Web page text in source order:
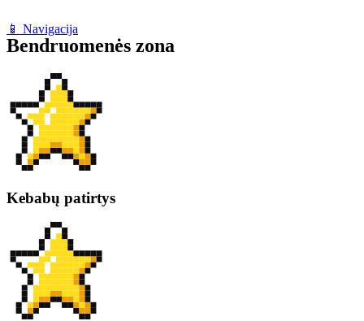
📱 Navigacija
Bendruomenės zona
Kebabų patirtys